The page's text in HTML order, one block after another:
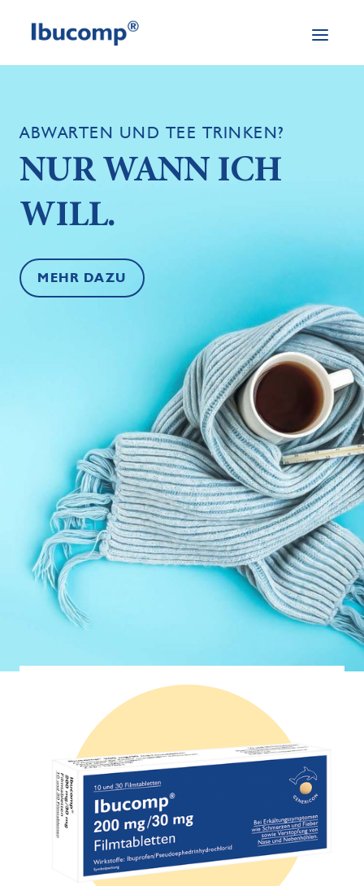
ABWARTEN UND TEE TRINKEN?
NUR WANN ICH
WILL.
MEHR DAZU